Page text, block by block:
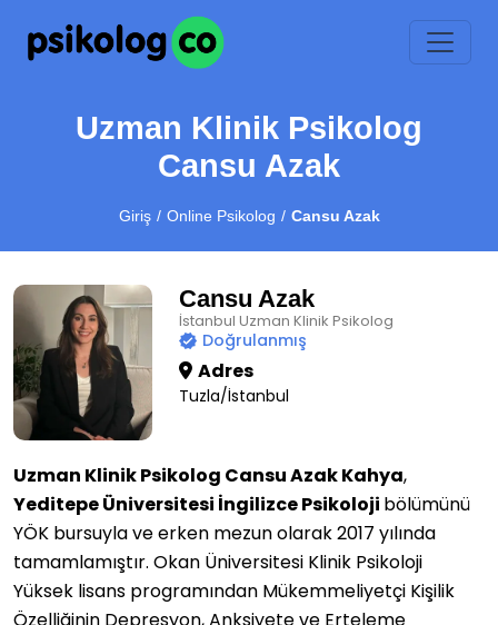
Uzman Klinik Psikolog
Cansu Azak
Giriş Online Psikolog Cansu Azak
Cansu Azak
İstanbul Uzman Klinik Psikolog
Doğrulanmış
Adres
Tuzla/İstanbul
Uzman Klinik Psikolog Cansu Azak Kahya,
Yeditepe Üniversitesi İngilizce Psikoloji bölümünü
YÖK bursuyla ve erken mezun olarak 2017 yılında
tamamlamıştır. Okan Üniversitesi Klinik Psikoloji
Yüksek lisans programından Mükemmeliyetçi Kişilik